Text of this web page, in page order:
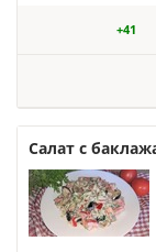
+41
Салат с